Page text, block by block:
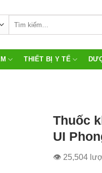
THIẾT BỊ Y TẾ
Thuốc
UI
👁 25,504